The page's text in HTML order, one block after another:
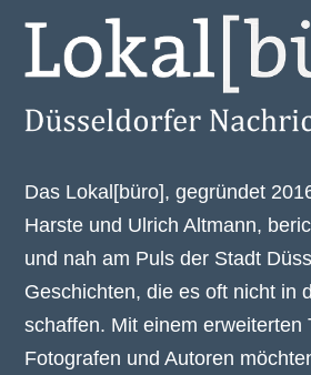
Das Lokal[büro], gegründet
Harste und Ulrich Altmann,
und nah am Puls der Stadt
Geschichten, die es oft nicht in
schaffen. Mit einem erweiterten
Fotografen und Autoren